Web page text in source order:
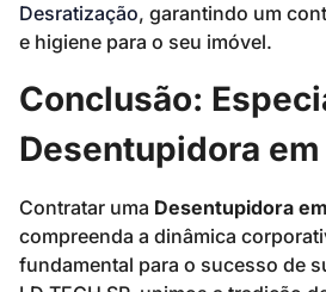
Desratização, garantindo um
e higiene para o seu imóvel.
Conclusão:
Desentupidora
Contratar uma Desentupidora
compreenda a dinâmica
fundamental para o sucesso de